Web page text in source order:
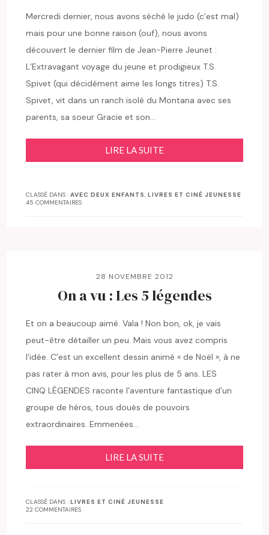
Mercredi dernier, nous avons séché le judo (c’est mal)
mais pour une bonne raison (ouf), nous avons
découvert le dernier film de Jean-Pierre Jeunet :
L’Extravagant voyage du jeune et prodigieux T.S.
Spivet (qui décidément aime les longs titres) T.S.
Spivet, vit dans un ranch isolé du Montana avec ses
parents, sa soeur Gracie et son…
LIRE LA SUITE
CLASSÉ DANS :AVEC DEUX ENFANTS,LIVRES ET CINÉ JEUNESSE
45 COMMENTAIRES
28 NOVEMBRE 2012
On a vu : Les 5 légendes
Et on a beaucoup aimé. Vala ! Non bon, ok, je vais
peut-être détailler un peu. Mais vous avez compris
l’idée. C’est un excellent dessin animé « de Noël », à ne
pas rater à mon avis, pour les plus de 5 ans. LES
CINQ LÉGENDES raconte l’aventure fantastique d’un
groupe de héros, tous doués de pouvoirs
extraordinaires. Emmenées…
LIRE LA SUITE
CLASSÉ DANS :LIVRES ET CINÉ JEUNESSE
22 COMMENTAIRES